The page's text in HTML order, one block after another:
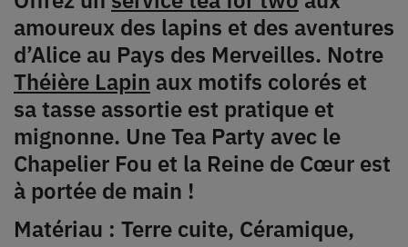
amoureux des lapins et des aventures
d’Alice au Pays des Merveilles. Notre
Théière Lapin aux motifs colorés et
sa tasse assortie est pratique et
mignonne. Une Tea Party avec le
Chapelier Fou et la Reine de Cœur est
à portée de main !
Matériau : Terre cuite, Céramique,